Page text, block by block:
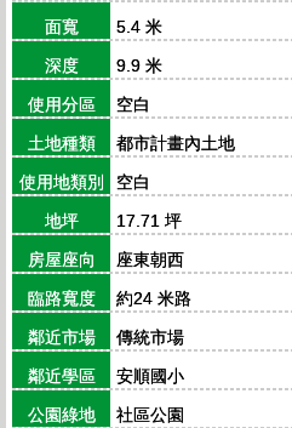
面寬
5.4 米
深度
9.9 米
使用分區
空白
土地種類
都市計畫內土地
使用地類別
空白
地坪
17.71 坪
房屋座向
座東朝西
臨路寬度
約24 米路
鄰近市場
傳統市場
鄰近學區
安順國小
公園綠地
社區公園